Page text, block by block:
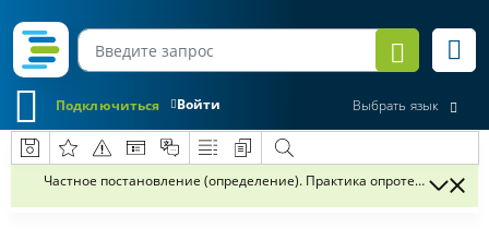
Войти
Подключиться Выбрать язык
Частное постановление (определение). Практика опротестования